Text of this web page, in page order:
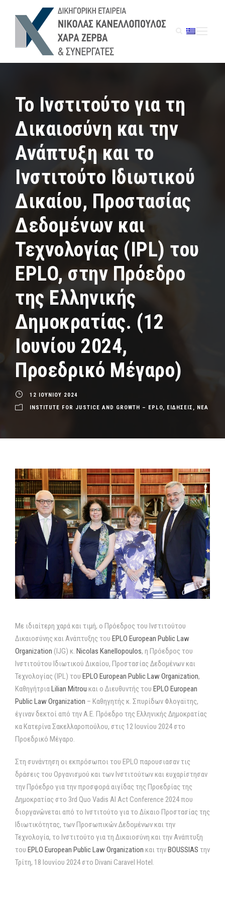
Το Ινστιτούτο για τη
Δικαιοσύνη και την
Ανάπτυξη και το
Ινστιτούτο Ιδιωτικού
Δικαίου, Προστασίας
Δεδομένων και
Τεχνολογίας (IPL) του
EPLO, στην Πρόεδρο
της Ελληνικής
Δημοκρατίας. (12
Ιουνίου 2024,
Προεδρικό Μέγαρο)
12 ΙΟΥΝΙΟΥ 2024
INSTITUTE FOR JUSTICE AND GROWTH – EPLO, ΕΙΔΗΣΕΙΣ , ΝΕΑ
Με ιδιαίτερη χαρά και τιμή, ο Πρόεδρος του Ινστιτούτου
Δικαιοσύνης και Ανάπτυξης του EPLO European Public Law
Organization (IJG) κ. Nicolas Kanellopoulos, η Πρόεδρος του
Ινστιτούτου Ιδιωτικού Δικαίου, Προστασίας Δεδομένων και
Τεχνολογίας (IPL) του EPLO European Public Law Organization,
ΚαθηγήτριαLilian Mitrou και ο Διευθυντής του EPLO European
Public Law Organization – Καθηγητής κ. Σπυρίδων Φλογαϊτης,
έγιναν δεκτοί από την Α.Ε. Πρόεδρο της Ελληνικής Δημοκρατίας
κα Κατερίνα Σακελλαροπούλου, στις 12 Ιουνίου 2024 στο
Προεδρικό Μέγαρο.
Στη συνάντηση οι εκπρόσωποι του EPLO παρουσιασαν τις
δράσεις του Οργανισμού και των Ινστιτούτων και ευχαρίστησαν
την Πρόεδρο για την προσφορά αιγίδας της Προεδρίας της
Δημοκρατίας στο 3rd Quo Vadis AI Act Conference 2024 που
διοργανώνεται από το Ινστιτούτο για το Δίκαιο Προστασίας της
Ιδιωτικότητας, των Προσωπικών Δεδομένων και την
Τεχνολογία, το Ινστιτούτο για τη Δικαιοσύνη και την Ανάπτυξη
του EPLO European Public Law Organization και τηνBOUSSIAS την
Τρίτη, 18 Ιουνίου 2024 στο Divani Caravel Hotel.